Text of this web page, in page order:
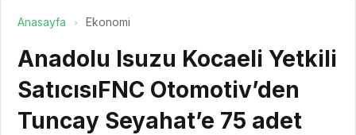
Anasayfa Ekonomi
Anadolu Isuzu Kocaeli Yetkili
SatıcısıFNC Otomotiv’den
Tuncay Seyahat’e 75 adet